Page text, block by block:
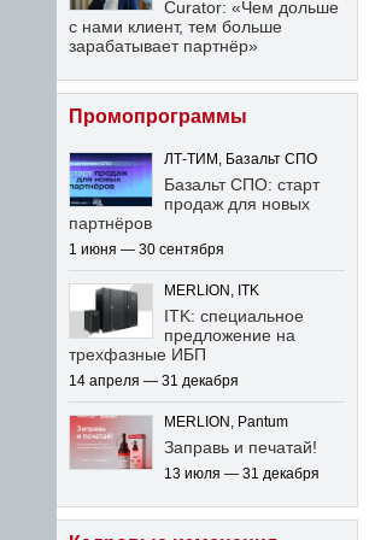
Curator: «Чем дольше
с нами клиент, тем больше
зарабатывает партнёр»
Промопрограммы
ЛТ-ТИМ, Базальт СПО
Базальт СПО: старт
продаж для новых
партнёров
1 июня — 30 сентября
MERLION, ITK
ITK: специальное
предложение на
трехфазные ИБП
14 апреля — 31 декабря
MERLION, Pantum
Заправь и печатай!
13 июля — 31 декабря